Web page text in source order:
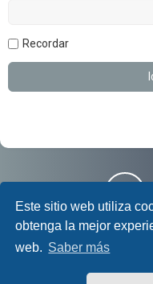
Este sitio web utiliza
obtenga la mejor
web. Saber más
Recordar